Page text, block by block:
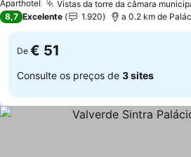
Aparthotel Vistas da torre da câmara
8,7 Excelente 1.920 a 0.2 km de
De € 51
Consulte os preços de 3 sites